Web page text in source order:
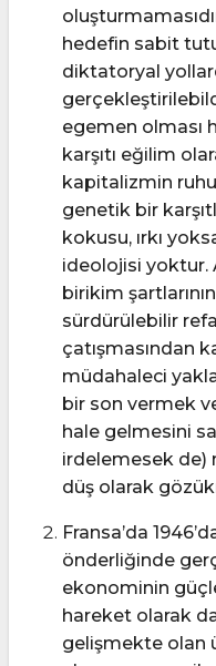
hedefin sabit
diktatoryal
egemen olması
karşıtı eğilim
kapitalizmin
genetik bir
kokusu, ırkı
ideolojisi yoktur.
birikim
sürdürülebilir
çatışmasından
müdahaleci
bir son vermek
hale gelmesini
irdelemesek de)
düş olarak
Fransa’da
önderliğinde
ekonominin
hareket olarak
gelişmekte olan